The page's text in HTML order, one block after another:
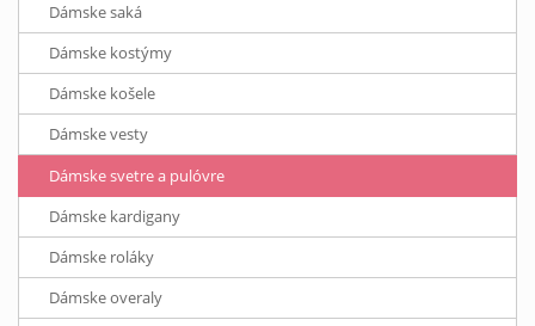
Dámske saká
Dámske kostýmy
Dámske košele
Dámske vesty
Dámske svetre a pulóvre
Dámske kardigany
Dámske roláky
Dámske overaly